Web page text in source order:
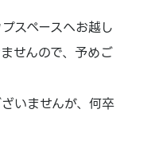
スペースへお越し
せんので、予めご
いませんが、何卒